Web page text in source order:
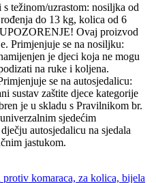
težinom/uzrastom: nosiljka od
do 13 kg, kolica od 6
Ovaj proizvod
Primjenjuje se na nosiljku:
je djeci koja ne mogu
na ruke i koljena.
se na autosjedalicu:
sustav zaštite djece kategorije
je u skladu s Pravilnikom br.
sjedećim
autosjedalicu na sjedala
jastukom.